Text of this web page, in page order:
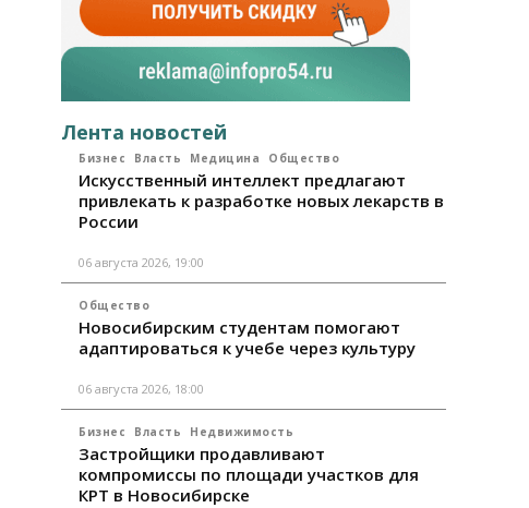
Лента новостей
Бизнес Власть Медицина Общество
Искусственный интеллект предлагают
привлекать к разработке новых лекарств в
России
06 августа 2026, 19:00
Общество
Новосибирским студентам помогают
адаптироваться к учебе через культуру
06 августа 2026, 18:00
Бизнес Власть Недвижимость
Застройщики продавливают
компромиссы по площади участков для
КРТ в Новосибирске